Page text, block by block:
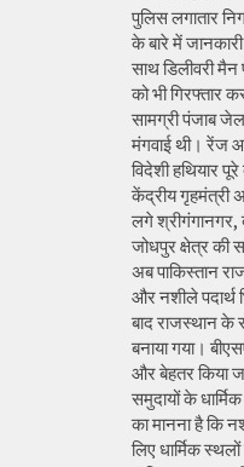
पुलिस लगातार
के बारे में
साथ डिलीवरी मैन
को भी गिरफ्तार
सामग्री पंजाब
मंगवाई थी। रेंज
विदेशी हथियार
केंद्रीय गृहमंत्री
लगे
जोधपुर क्षेत्र की
अब पाकिस्तान
और नशीले पदार्थ
बाद राजस्थान के
बनाया गया।
और बेहतर किया
समुदायों के
का मानना है कि
लिए धार्मिक